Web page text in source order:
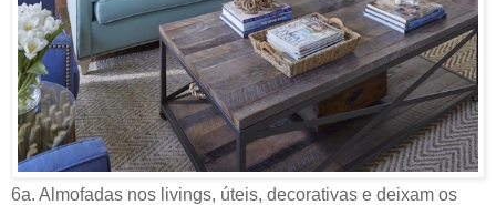
6a. Almofadas nos livings, úteis, decorativas e deixam os